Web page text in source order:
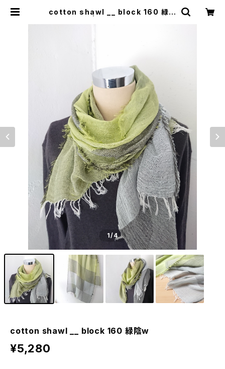
cotton shawl __ block 160 緑陰
1/4
cotton shawl __ block 160 緑陰w
¥5,280